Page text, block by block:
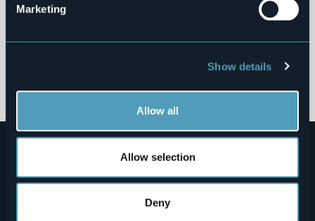
Marketing
Show details
Allow all
Allow selection
Deny
Contributi Enti Pubblici ex L. 124/2017